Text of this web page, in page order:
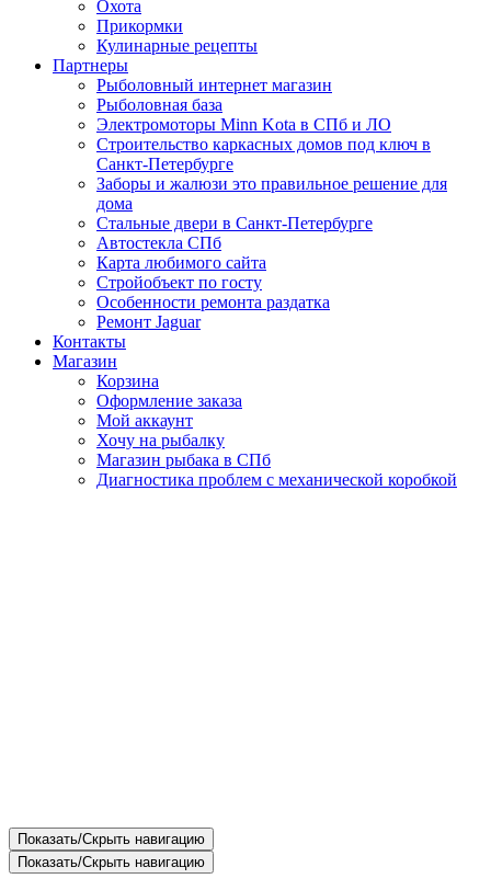
Охота
Прикормки
Кулинарные рецепты
Партнеры
Рыболовный интернет магазин
Рыболовная база
Электромоторы Minn Kota в СПб и ЛО
Строительство каркасных домов под ключ в
Санкт-Петербурге
Заборы и жалюзи это правильное решение для
дома
Стальные двери в Санкт-Петербурге
Автостекла СПб
Карта любимого сайта
Стройобъект по госту
Особенности ремонта раздатка
Ремонт Jaguar
Контакты
Магазин
Корзина
Оформление заказа
Мой аккаунт
Хочу на рыбалку
Магазин рыбака в СПб
Диагностика проблем с механической коробкой
Показать/Скрыть навигацию
Показать/Скрыть навигацию